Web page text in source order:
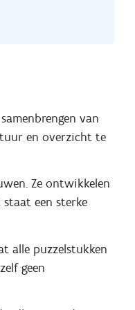
van
en overzicht te
Ze ontwikkelen
een sterke
alle puzzelstukken
geen